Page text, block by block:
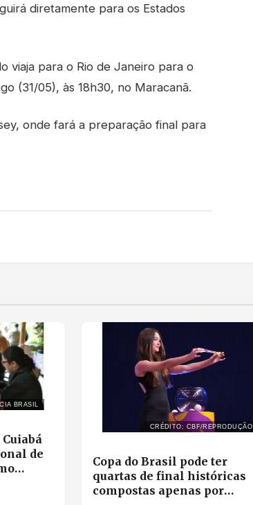
diretamente para os Estados
viaja para o Rio de Janeiro para o
(31/05), às 18h30, no Maracanã.
onde fará a preparação final para
BRASIL
de
CRÉDITO: CBF/REPRODUÇÃO
Copa do Brasil pode ter
quartas de final históricas
compostas apenas por